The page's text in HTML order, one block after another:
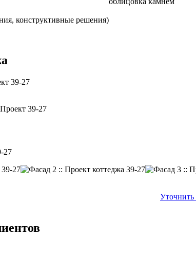
конструктивные решения)
Уточнить